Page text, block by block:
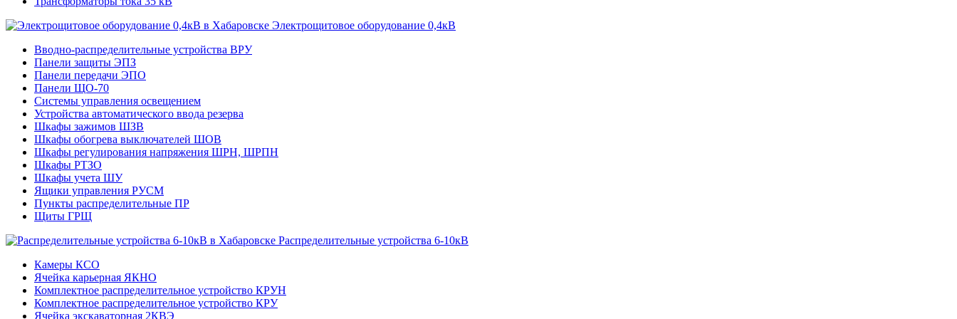
Электрощитовое оборудование 0,4кВ
Вводно-распределительные устройства ВРУ
Панели защиты ЭПЗ
Панели передачи ЭПО
Панели ЩО-70
Системы управления освещением
Устройства автоматического ввода резерва
Шкафы зажимов ШЗВ
Шкафы обогрева выключателей ШОВ
Шкафы регулирования напряжения ШРН, ШРПН
Шкафы РТЗО
Шкафы учета ШУ
Ящики управления РУСМ
Пункты распределительные ПР
Щиты ГРЩ
Распределительные устройства 6-10кВ
Камеры КСО
Ячейка карьерная ЯКНО
Комплектное распределительное устройство КРУН
Комплектное распределительное устройство КРУ
Ячейка экскаваторная 2КВЭ